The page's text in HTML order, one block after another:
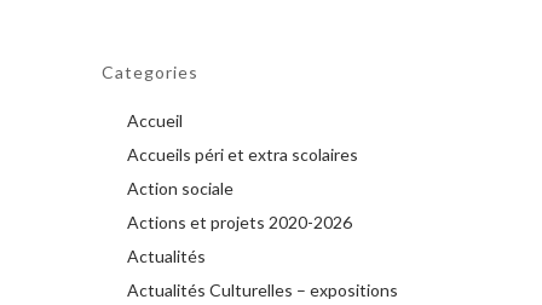
Categories
Accueil
Accueils péri et extra scolaires
Action sociale
Actions et projets 2020-2026
Actualités
Actualités Culturelles – expositions